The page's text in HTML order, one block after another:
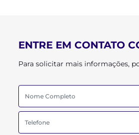
ENTRE EM CONTATO
Para solicitar mais informações,